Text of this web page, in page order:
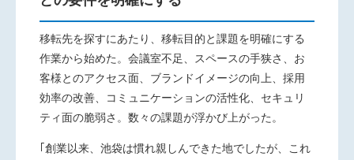
移転先を探すにあたり、移転目的と課題を明確にする
作業から始めた。会議室不足、スペースの手狭さ、お
客様とのアクセス面、ブランドイメージの向上、採用
効率の改善、コミュニケーションの活性化、セキュリ
ティ面の脆弱さ。数々の課題が浮かび上がった。
｢創業以来、池袋は慣れ親しんできた地でしたが、これ